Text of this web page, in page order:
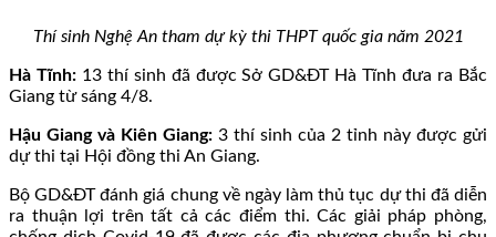
Thí sinh Nghệ An tham dự kỳ thi THPT quốc gia năm 2021
Hà Tĩnh:13 thí sinh đã được Sở GD&ĐT Hà Tĩnh đưa ra Bắc
Giang từ sáng 4/8.
Hậu Giang và Kiên Giang: 3 thí sinh của 2 tỉnh này được gửi
dự thi tại Hội đồng thi An Giang.
Bộ GD&ĐT đánh giá chung về ngày làm thủ tục dự thi đã diễn
ra thuận lợi trên tất cả các điểm thi. Các giải pháp phòng,